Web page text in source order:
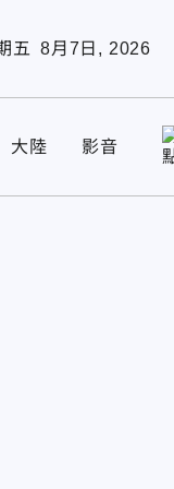
五 8月7日, 2026
大陸 影音